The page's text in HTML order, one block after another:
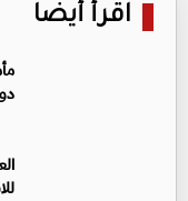
اقرأ أيضا